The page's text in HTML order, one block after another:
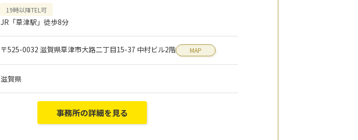
19時以降TEL可
JR「草津駅」徒歩8分
〒525-0032 滋賀県草津市大路二丁目15-37 中村ビル2階 MAP
滋賀県
事務所の詳細を見る